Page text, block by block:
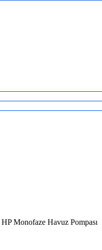
Monofaze Havuz Pompası